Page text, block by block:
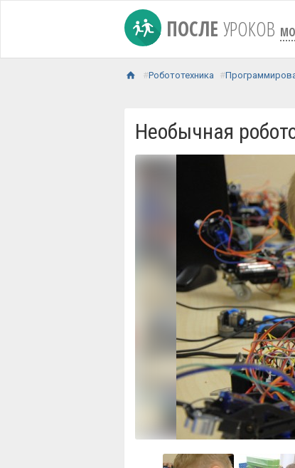
ПОСЛЕ УРОКОВ
Робототехника
Необычная